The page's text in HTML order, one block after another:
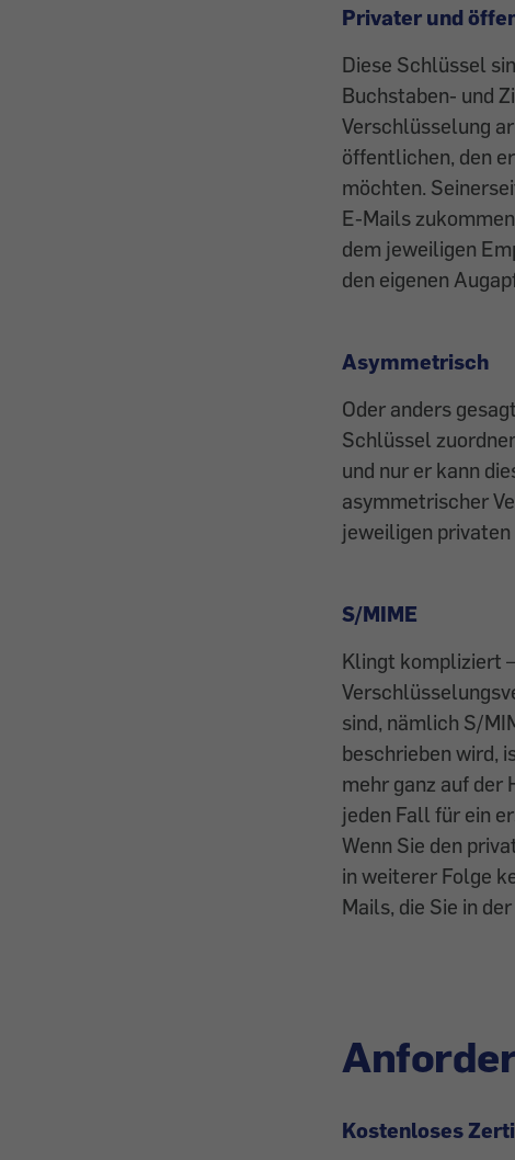
Privater und
Diese Schlüssel
Buchstaben- und
Verschlüsselung
öffentlichen, den
möchten.
E-Mails
dem jeweiligen
den eigenen
Asymmetrisch
Oder anders
Schlüssel
und nur er kann
asymmetrischer
jeweiligen
S/MIME
Klingt kompliziert
sind, nämlich S/
beschrieben wird,
mehr ganz auf der
jeden Fall für ein
Wenn Sie den
in weiterer Folge
Mails, die Sie in
Kostenloses